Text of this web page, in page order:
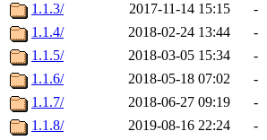
1.1.3/
2017-11-14 15:15
-
1.1.4/
2018-02-24 13:44
-
1.1.5/
2018-03-05 15:34
-
1.1.6/
2018-05-18 07:02
-
1.1.7/
2018-06-27 09:19
-
1.1.8/
2019-08-16 22:24
-